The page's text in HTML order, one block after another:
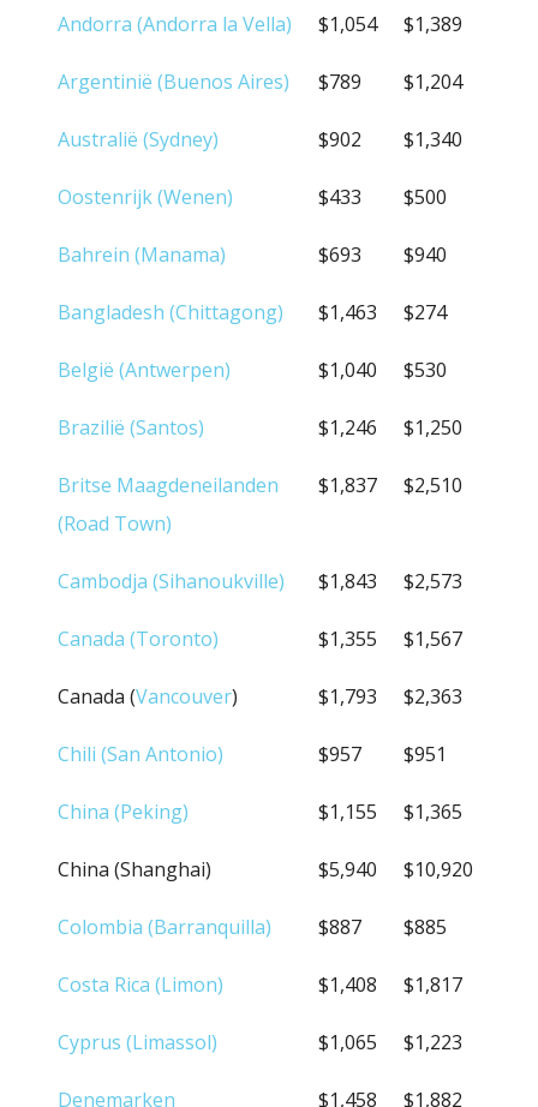
LAND VAN BESTEMMING
20FT 40FT
Andorra (Andorra la Vella) $1,054 $1,389
Argentinië (Buenos Aires) $789 $1,204
Australië (Sydney) $902 $1,340
Oostenrijk (Wenen) $433 $500
Bahrein (Manama) $693 $940
Bangladesh (Chittagong) $1,463 $274
België (Antwerpen) $1,040 $530
Brazilië (Santos) $1,246 $1,250
Britse Maagdeneilanden
(Road Town)
$1,837 $2,510
Cambodja (Sihanoukville) $1,843 $2,573
Canada (Toronto) $1,355 $1,567
Canada (Vancouver) $1,793 $2,363
Chili (San Antonio) $957 $951
China (Peking) $1,155 $1,365
China (Shanghai) $5,940 $10,920
Colombia (Barranquilla) $887 $885
Costa Rica (Limon) $1,408 $1,817
Cyprus (Limassol) $1,065 $1,223
Denemarken $1,458 $1,882